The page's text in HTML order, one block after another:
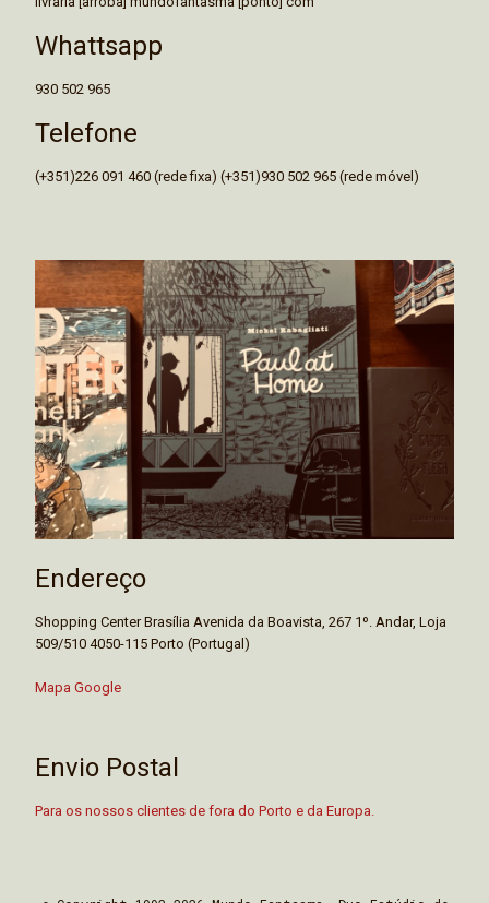
Whattsapp
930 502 965
Telefone
(+351)226 091 460 (rede fixa) (+351)930 502 965 (rede móvel)
Endereço
Shopping Center Brasília Avenida da Boavista, 267 1º. Andar, Loja
509/510 4050-115 Porto (Portugal)
Mapa Google
Envio Postal
Para os nossos clientes de fora do Porto e da Europa.